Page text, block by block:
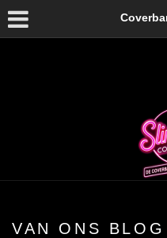
VAN ONS BLOG